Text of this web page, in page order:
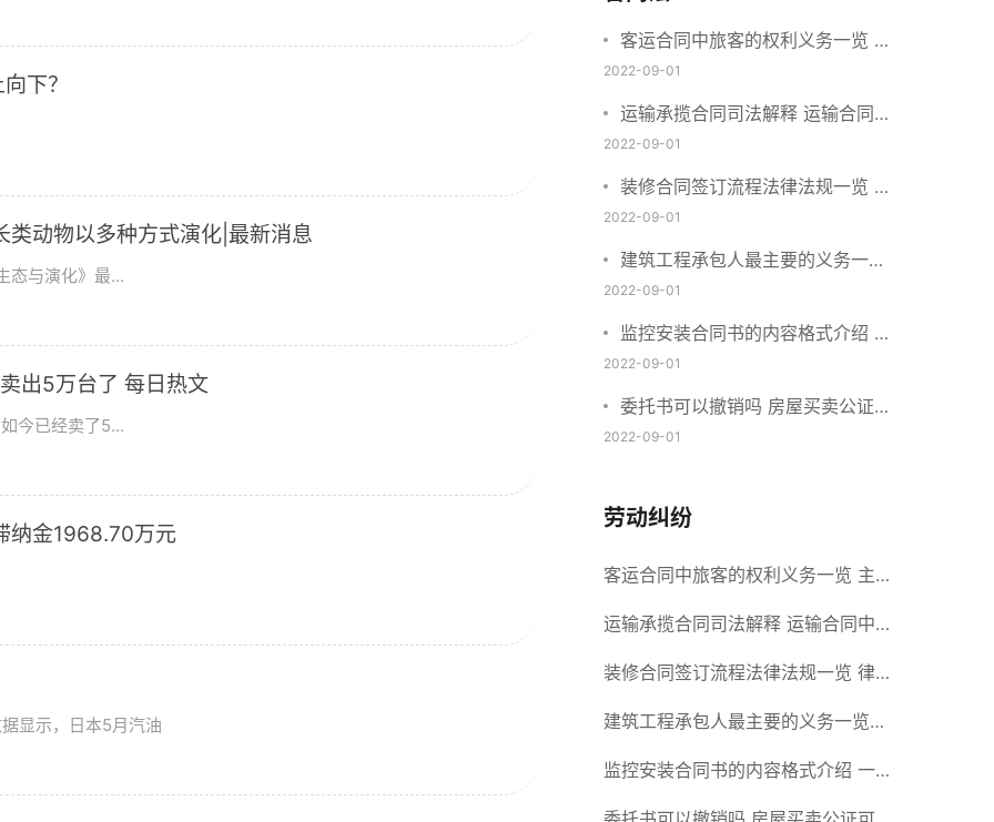
下？
动物以多种方式演化|最新消息
态与演化》最...
出5万台了 每日热文
今已经卖了5...
纳金1968.70万元
显示，日本5月汽油
客运合同中旅客的权利义务一览 主
要包括这些内容
2022-09-01
运输承揽合同司法解释 运输合同中
承运人的义务有哪些
2022-09-01
装修合同签订流程法律法规一览 律
师解答
2022-09-01
建筑工程承包人最主要的义务一览
承包合同内容介绍
2022-09-01
监控安装合同书的内容格式介绍 一
般包括这些条款
2022-09-01
委托书可以撤销吗 房屋买卖公证可
否撤销
2022-09-01
劳动纠纷
客运合同中旅客的权利义务一览 主
要包括这些内容
运输承揽合同司法解释 运输合同中
承运人的义务有哪些
装修合同签订流程法律法规一览 律
师解答
建筑工程承包人最主要的义务一览
承包合同内容介绍
监控安装合同书的内容格式介绍 一